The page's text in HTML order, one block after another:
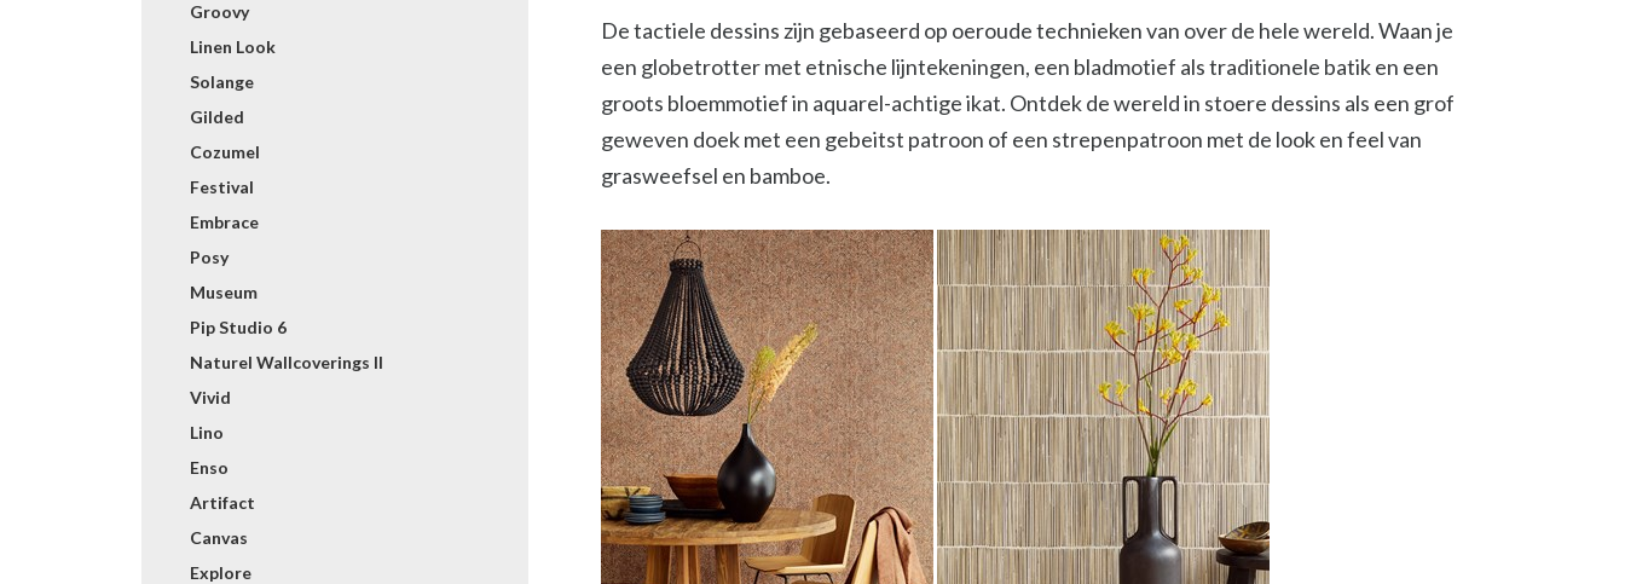
Groovy
Linen Look
Solange
Gilded
Cozumel
Festival
Embrace
Posy
Museum
Pip Studio 6
Naturel Wallcoverings II
Vivid
Lino
Enso
Artifact
Canvas
Explore
De tactiele dessins zijn gebaseerd op oeroude technieken van over de hele wereld. Waan je
een globetrotter met etnische lijntekeningen, een bladmotief als traditionele batik en een
groots bloemmotief in aquarel-achtige ikat. Ontdek de wereld in stoere dessins als een grof
geweven doek met een gebeitst patroon of een strepenpatroon met de look en feel van
grasweefsel en bamboe.